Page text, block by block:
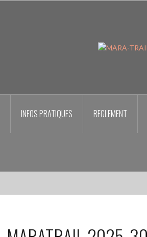
INFOS PRATIQUES REGLEMENT